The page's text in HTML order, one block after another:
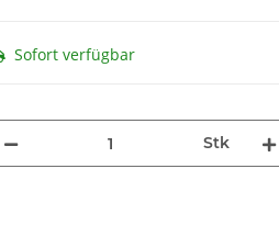
Sofort verfügbar
Stk